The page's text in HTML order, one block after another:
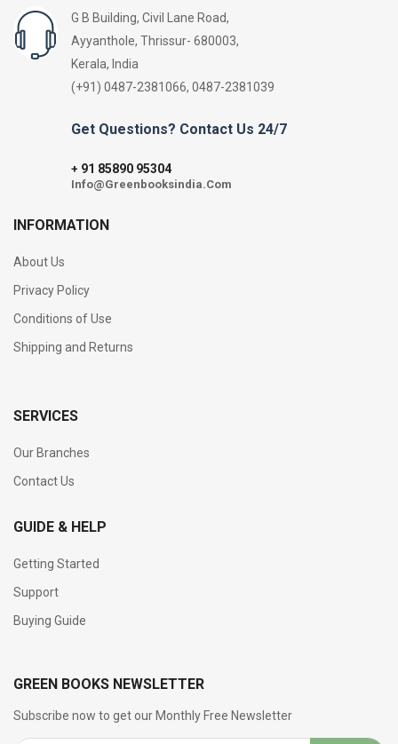
G B Building, Civil Lane Road,
Ayyanthole, Thrissur- 680003,
Kerala, India
(+91) 0487-2381066, 0487-2381039
Get Questions? Contact Us 24/7
+ 91 85890 95304
Info@Greenbooksindia.Com
INFORMATION
About Us
Privacy Policy
Conditions of Use
Shipping and Returns
SERVICES
Our Branches
Contact Us
GUIDE & HELP
Getting Started
Support
Buying Guide
GREEN BOOKS NEWSLETTER
Subscribe now to get our Monthly Free Newsletter